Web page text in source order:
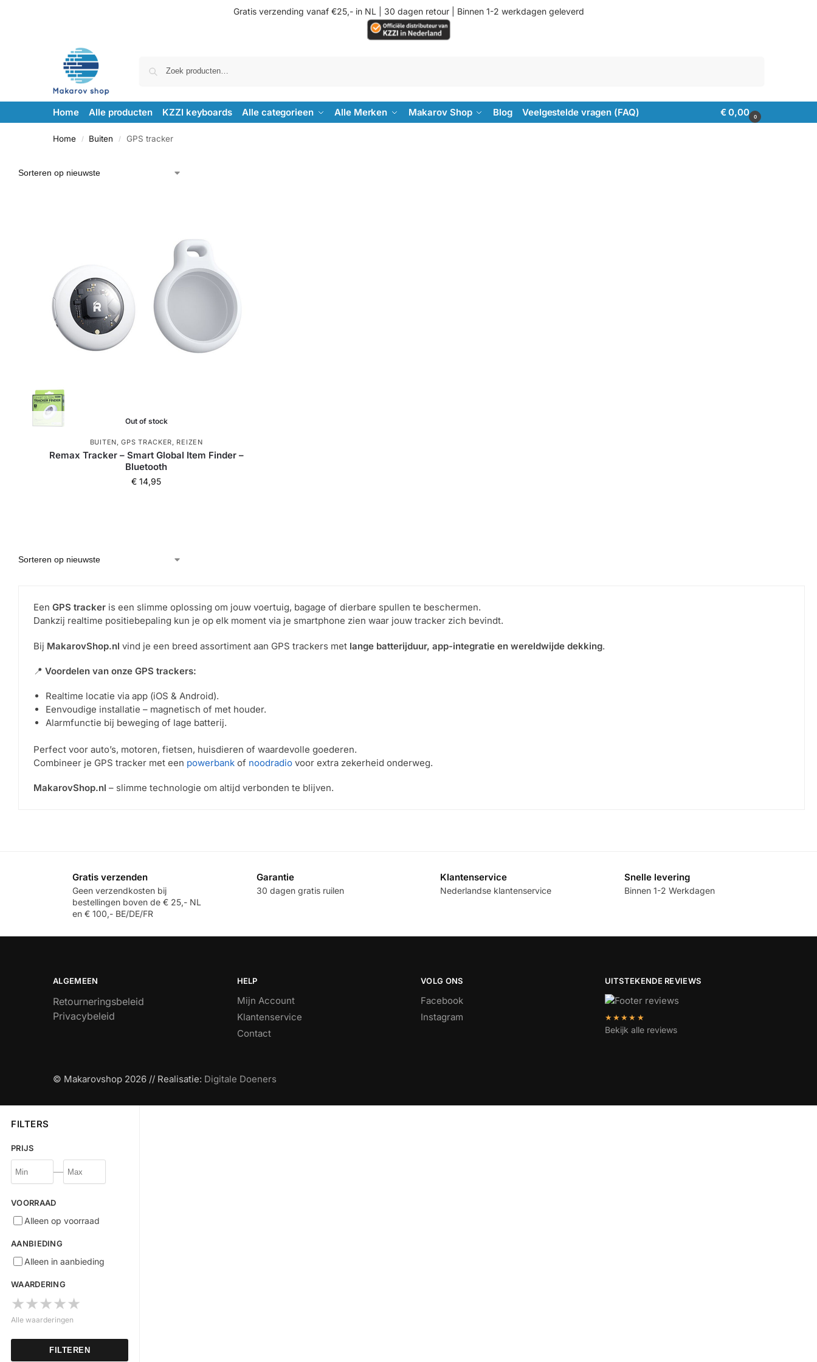
Gratis verzending vanaf €25,- in NL | 30 dagen retour | Binnen 1-2 werkdagen geleverd
Home Alle producten KZZI keyboards Alle categorieen Alle Merken Makarov Shop Blog Veelgestelde vragen (FAQ) €0,00 0
Home / Buiten / GPS tracker
Out of stock
BUITEN,GPS TRACKER, REIZEN
Remax Tracker – Smart Global Item Finder –
Bluetooth
€ 14,95
Een GPS tracker is een slimme oplossing om jouw voertuig, bagage of dierbare spullen te beschermen.
Dankzij realtime positiebepaling kun je op elk moment via je smartphone zien waar jouw tracker zich bevindt.
Bij MakarovShop.nl vind je een breed assortiment aan GPS trackers met lange batterijduur, app-integratie en wereldwijde dekking.
📍 Voordelen van onze GPS trackers:
Realtime locatie via app (iOS & Android).
Eenvoudige installatie – magnetisch of met houder.
Alarmfunctie bij beweging of lage batterij.
Perfect voor auto’s, motoren, fietsen, huisdieren of waardevolle goederen.
Combineer je GPS tracker met een powerbank of noodradio voor extra zekerheid onderweg.
MakarovShop.nl – slimme technologie om altijd verbonden te blijven.
Gratis verzenden
Geen verzendkosten bij
bestellingen boven de € 25,- NL
en € 100,- BE/DE/FR
Garantie
30 dagen gratis ruilen
Klantenservice
Nederlandse klantenservice
Snelle levering
Binnen 1-2 Werkdagen
ALGEMEEN
Retourneringsbeleid
Privacybeleid
HELP
Mijn Account
Klantenservice
Contact
VOLG ONS
Facebook
Instagram
UITSTEKENDE REVIEWS
★★★★★
Bekijk alle reviews
© Makarovshop 2026 // Realisatie: Digitale Doeners
FILTERS
PRIJS
—
VOORRAAD
Alleen op voorraad
AANBIEDING
Alleen in aanbieding
WAARDERING
★︎
★︎
★︎
★︎
★︎
Alle waarderingen
FILTEREN